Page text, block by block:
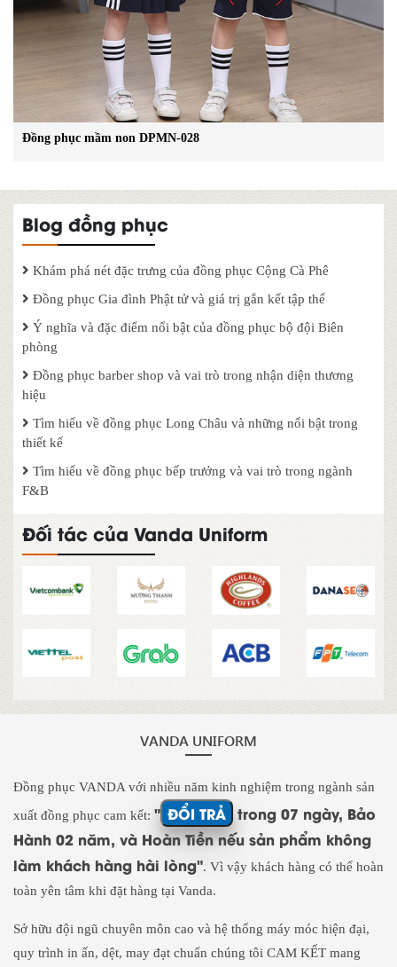
Đồng phục mầm non DPMN-028
Blog đồng phục
Khám phá nét đặc trưng của đồng phục Cộng Cà Phê
Đồng phục Gia đình Phật tử và giá trị gắn kết tập thể
Ý nghĩa và đặc điểm nổi bật của đồng phục bộ đội Biên
phòng
Đồng phục barber shop và vai trò trong nhận diện thương
hiệu
Tìm hiểu về đồng phục Long Châu và những nổi bật trong
thiết kế
Tìm hiểu về đồng phục bếp trưởng và vai trò trong ngành
F&B
Đối tác của Vanda Uniform
VANDA UNIFORM
Đồng phục VANDA với nhiều năm kinh nghiệm trong ngành sản
xuất đồng phục cam kết: " ĐỔI TRẢ trong 07 ngày, Bảo
Hành 02 năm, và Hoàn Tiền nếu sản phẩm không
làm khách hàng hài lòng". Vì vậy khách hàng có thể hoàn
toàn yên tâm khi đặt hàng tại Vanda.
Sở hữu đội ngũ chuyên môn cao và hệ thống máy móc hiện đại,
quy trình in ấn, dệt, may đạt chuẩn chúng tôi CAM KẾT mang